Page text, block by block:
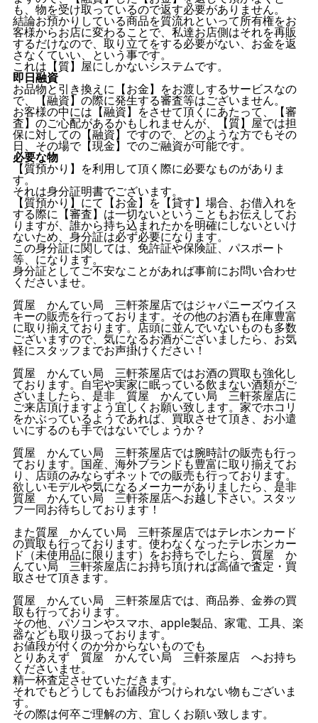
も、物を受け取っているので返す必要がありません。
結論お預かりしている商品を質流れといって所有権をお
客様からお店に変わることで、私達お店側はそれを再販
するだけなので、取り立てをする必要がない、お金を返
さなくていい、という事です。
これは【質】屋にしかないシステムです。
即日融資
お品物と引き換えに【お金】をお渡しするサービスなの
で、【融資】の際に発生する審査等はございません。
お客様の中には【融資】をさせて頂くにあたって、【審
査】のご心配があるかもしれませんが、【質】屋では担
保に対しての【融資】ですので、どのような方でもその
日、その場で【現金】でのご融資が可能です。
必要な物
【質預かり】を利用して頂く際に必要なものがありま
す。
それは身分証明書でございます。
【質預かり】にて【お金】を【貸す】場合、お借入れを
する際に【審査】は一切ないということもお伝えしてお
りますが、誰から持ち込まれたかを明確にしないといけ
ないため、身分証は必ず必要になります。
この身分証に関しては、免許証や保険証、パスポート
等、になります。
身分証としてご不安なことがあれば事前にお問い合わせ
くださいませ。
質屋 かんてい局 三軒茶屋店ではジャパニーズウイス
キーの販売を行っております。その他のお酒も在庫豊富
に取り揃えております。店頭に並んでいないものも多数
ございますので、気になるお酒がございましたら、お気
軽にスタッフまでお声掛けください！
質屋 かんてい局 三軒茶屋店ではお酒の買取も強化し
ております。自宅や実家に眠っている飲まない酒類がご
ざいましたら、是非 質屋 かんてい局 三軒茶屋店に
ご来店頂けますよう宜しくお願い致します。家でホコリ
をかぶっているようであれば、買取させて頂き、お小遣
いにするのも手ではないでしょうか？
質屋 かんてい局 三軒茶屋店では腕時計の販売も行っ
ております。国産、海外ブランドも豊富に取り揃えてお
り、店頭のみならずネットでの販売も行っております。
欲しいモデルや気になるメーカーがありましたら、是非
質屋 かんてい局 三軒茶屋店へお越し下さい。スタッ
フ一同お待ちしております！
また質屋 かんてい局 三軒茶屋店ではテレホンカード
の買取も行っております。使わなくなったテレホンカー
ド（未使用品に限ります）をお持ちでしたら、質屋 か
んてい局 三軒茶屋店にお持ち頂ければ高値で査定・買
取させて頂きます。
質屋 かんてい局 三軒茶屋店では、商品券、金券の買
取も行っております。
その他、パソコンやスマホ、apple製品、家電、工具、楽
器なども取り扱っております。
お値段が付くのか分からないものでも
とりあえず 質屋 かんてい局 三軒茶屋店 へお持ち
くださいませ。
精一杯査定させていただきます。
それでもどうしてもお値段がつけられない物もございま
す。
その際は何卒ご理解の方、宜しくお願い致します。